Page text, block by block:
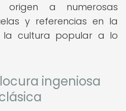
a numerosas
y referencias en la
la cultura popular a lo
ingeniosa